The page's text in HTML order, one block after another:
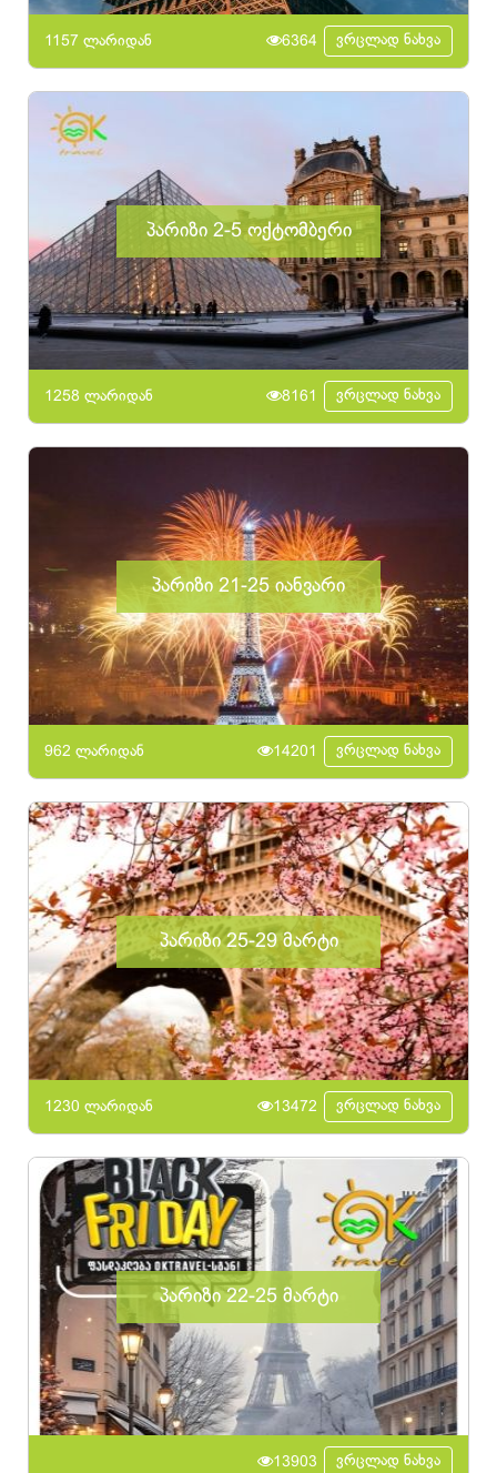
1157 ლარიდან 6364 ვრცლად ნახვა
პარიზი 2-5 ოქტომბერი
1258 ლარიდან 8161 ვრცლად ნახვა
პარიზი 21-25 იანვარი
962 ლარიდან 14201 ვრცლად ნახვა
პარიზი 25-29 მარტი
1230 ლარიდან 13472 ვრცლად ნახვა
პარიზი 22-25 მარტი
13903 ვრცლად ნახვა